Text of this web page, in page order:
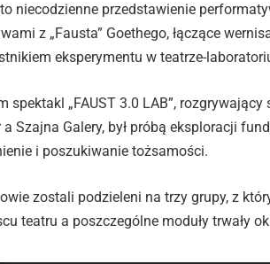
to niecodzienne przedstawienie
z „Fausta” Goethego, łączące
eksperymentu w teatrze-
spektakl „FAUST 3.0 LAB”,
a Szajna Galery, był próbą eksploracji
i poszukiwanie tożsamości.
zostali podzieleni na trzy grupy, z
teatru a poszczególne moduły trwały